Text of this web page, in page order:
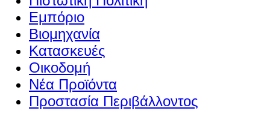
Εμπόριο
Βιομηχανία
Κατασκευές
Οικοδομή
Νέα Προϊόντα
Προστασία Περιβάλλοντος